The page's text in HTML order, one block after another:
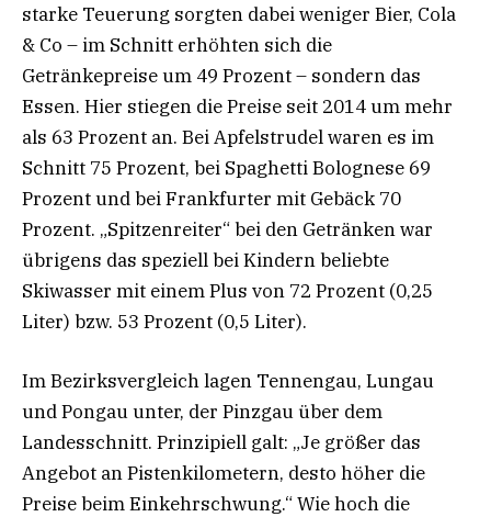
starke Teuerung sorgten dabei weniger Bier, Cola
& Co – im Schnitt erhöhten sich die
Getränkepreise um 49 Prozent – sondern das
Essen. Hier stiegen die Preise seit 2014 um mehr
als 63 Prozent an. Bei Apfelstrudel waren es im
Schnitt 75 Prozent, bei Spaghetti Bolognese 69
Prozent und bei Frankfurter mit Gebäck 70
Prozent. „Spitzenreiter“ bei den Getränken war
übrigens das speziell bei Kindern beliebte
Skiwasser mit einem Plus von 72 Prozent (0,25
Liter) bzw. 53 Prozent (0,5 Liter).
Im Bezirksvergleich lagen Tennengau, Lungau
und Pongau unter, der Pinzgau über dem
Landesschnitt. Prinzipiell galt: „Je größer das
Angebot an Pistenkilometern, desto höher die
Preise beim Einkehrschwung.“ Wie hoch die